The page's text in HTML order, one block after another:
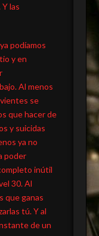
las
podíamos
y en
Al menos
se
que hacer de
y suicidas
ya no
poder
inútil
30. Al
que ganas
tú. Y al
de un